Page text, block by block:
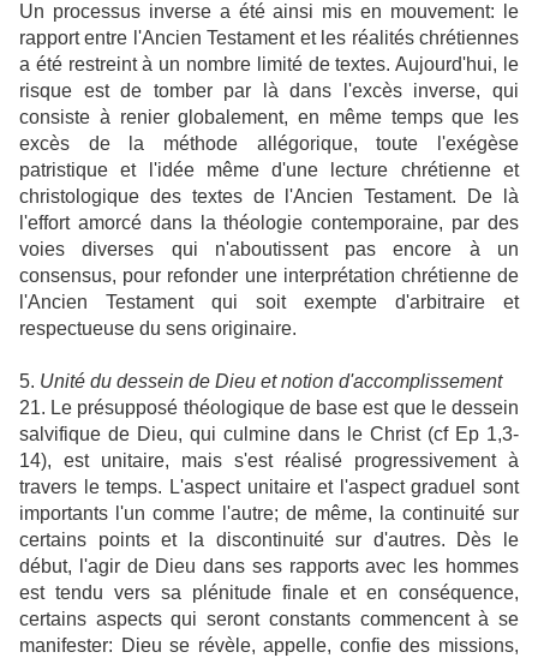
Un processus inverse a été ainsi mis en mouvement: le
rapport entre l'Ancien Testament et les réalités chrétiennes
a été restreint à un nombre limité de textes. Aujourd'hui, le
risque est de tomber par là dans l'excès inverse, qui
consiste à renier globalement, en même temps que les
excès de la méthode allégorique, toute l'exégèse
patristique et l'idée même d'une lecture chrétienne et
christologique des textes de l'Ancien Testament. De là
l'effort amorcé dans la théologie contemporaine, par des
voies diverses qui n'aboutissent pas encore à un
consensus, pour refonder une interprétation chrétienne de
l'Ancien Testament qui soit exempte d'arbitraire et
respectueuse du sens originaire.
5. Unité du dessein de Dieu et notion d'accomplissement
21. Le présupposé théologique de base est que le dessein
salvifique de Dieu, qui culmine dans le Christ (cf Ep 1,3-
14), est unitaire, mais s'est réalisé progressivement à
travers le temps. L'aspect unitaire et l'aspect graduel sont
importants l'un comme l'autre; de même, la continuité sur
certains points et la discontinuité sur d'autres. Dès le
début, l'agir de Dieu dans ses rapports avec les hommes
est tendu vers sa plénitude finale et en conséquence,
certains aspects qui seront constants commencent à se
manifester: Dieu se révèle, appelle, confie des missions,